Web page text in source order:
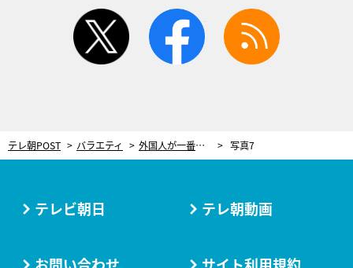
twitter facebook
テレ朝POST バラエティ 外国人が一番感動した“最強JAPANフード”BEST25を発表！王道から意外なものまでランクイン 写真7
テレビ朝日 テレ朝動画
お問い合わせ サイト利用規約